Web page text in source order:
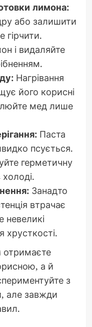
лимона:
або залишити
гірчити.
і видаляйте
Нагрівання
його корисні
мед лише
Паста
псується.
герметичну
Занадто
втрачає
невеликі
хрусткості.
а й
з
але завжди